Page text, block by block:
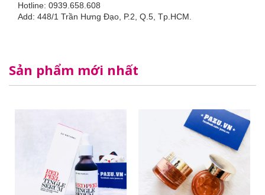
Hotline: 0939.658.608
Add: 448/1 Trần Hưng Đạo, P.2, Q.5, Tp.HCM.
Sản phẩm mới nhất